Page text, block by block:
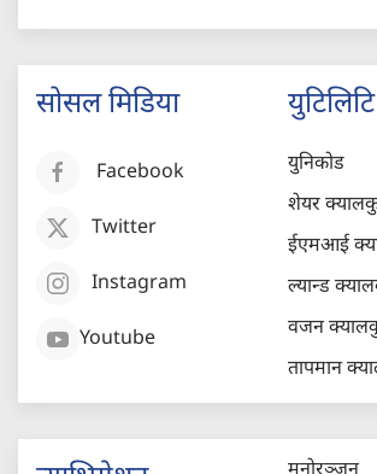
सोसल मिडिया
Facebook
Twitter
Instagram
Youtube
युटिलिटि
युनिकोड
शेयर
ईएमआई
ल्यान्ड
वजन
तापमान